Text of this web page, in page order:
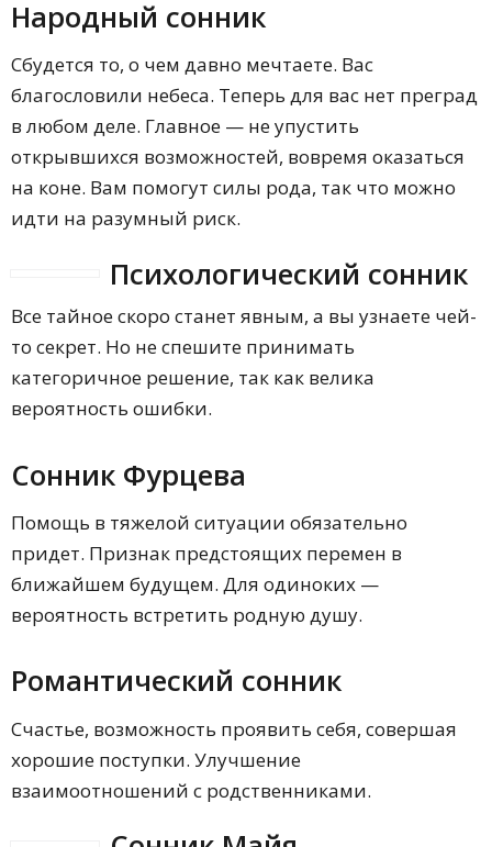
Народный сонник
Сбудется то, о чем давно мечтаете. Вас
благословили небеса. Теперь для вас нет преград
в любом деле. Главное — не упустить
открывшихся возможностей, вовремя оказаться
на коне. Вам помогут силы рода, так что можно
идти на разумный риск.
Психологический сонник
Все тайное скоро станет явным, а вы узнаете чей-
то секрет. Но не спешите принимать
категоричное решение, так как велика
вероятность ошибки.
Сонник Фурцева
Помощь в тяжелой ситуации обязательно
придет. Признак предстоящих перемен в
ближайшем будущем. Для одиноких —
вероятность встретить родную душу.
Романтический сонник
Счастье, возможность проявить себя, совершая
хорошие поступки. Улучшение
взаимоотношений с родственниками.